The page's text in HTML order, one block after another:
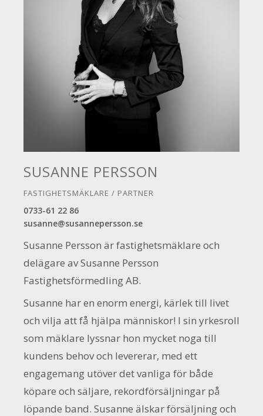
SUSANNE PERSSON
FASTIGHETSMÄKLARE / PARTNER
0733-61 22 86
susanne@susannepersson.se
Susanne Persson är fastighetsmäklare och
delägare av Susanne Persson
Fastighetsförmedling AB.
Susanne har en enorm energi, kärlek till livet
och vilja att få hjälpa människor! I sin yrkesroll
som mäklare lyssnar hon mycket noga till
kundens behov och levererar, med ett
engagemang utöver det vanliga för både
köpare och säljare, rekordförsäljningar på
löpande band. Susanne älskar försäljning och